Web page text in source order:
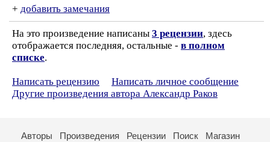
+ добавить замечания
На это произведение написаны 3 рецензии, здесь
отображается последняя, остальные - в полном
списке.
Написать рецензию
Написать личное сообщение
Другие произведения автора Александр Раков
Авторы Произведения Рецензии Поиск
Магазин